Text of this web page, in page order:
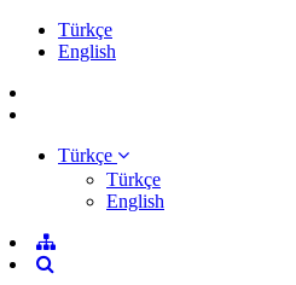
Türkçe
English
Türkçe
Türkçe
English